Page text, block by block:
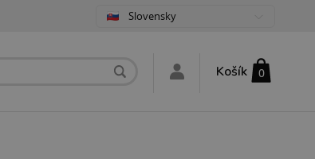
Slovensky
Košík 0